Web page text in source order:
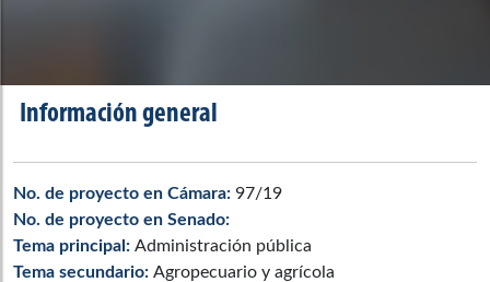
Información general
No. de proyecto en Cámara: 97/19
No. de proyecto en Senado:
Tema principal: Administración pública
Tema secundario: Agropecuario y agrícola